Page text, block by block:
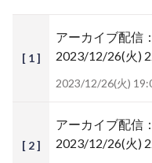
[ 1 ]
アーカイブ配信：
2023/12/26(火)
2023/12/26(火)
[ 2 ]
アーカイブ配信：
2023/12/26(火)